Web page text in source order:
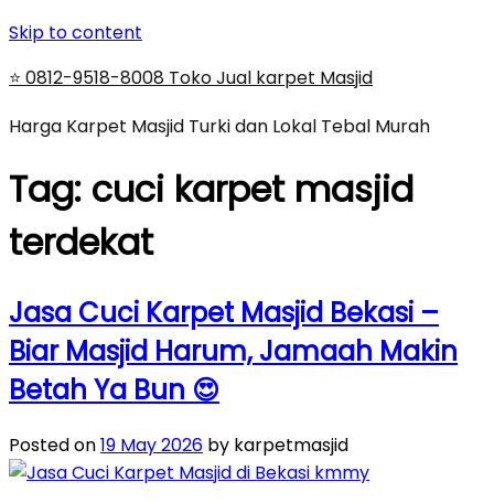
Skip to content
⭐ 0812-9518-8008 Toko Jual karpet Masjid
Harga Karpet Masjid Turki dan Lokal Tebal Murah
Tag: cuci karpet masjid
terdekat
Jasa Cuci Karpet Masjid Bekasi –
Biar Masjid Harum, Jamaah Makin
Betah Ya Bun 😍
Posted on19 May 2026 by karpetmasjid